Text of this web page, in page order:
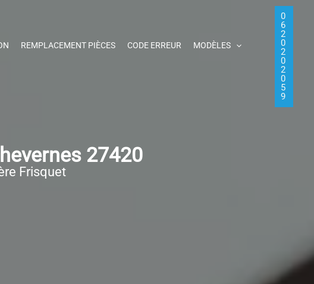
REMPLACEMENT PIÈCES CODE ERREUR MODÈLES
0
6
2
0
2
0
2
0
5
9
27420
Frisquet